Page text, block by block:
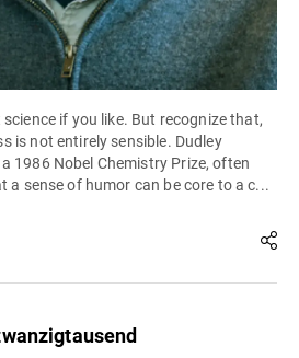
if you like. But recognize that,
is not entirely sensible. Dudley
1986 Nobel Chemistry Prize, often
a sense of humor can be core to a c...